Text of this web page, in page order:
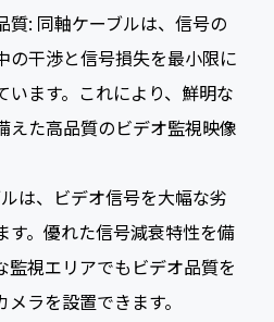
質: 同軸ケーブルは、信号の
の干渉と信号損失を最小限に
います。これにより、鮮明な
えた高品質のビデオ監視映像
は、ビデオ信号を大幅な劣
す。優れた信号減衰特性を備
監視エリアでもビデオ品質を
ラを設置できます。